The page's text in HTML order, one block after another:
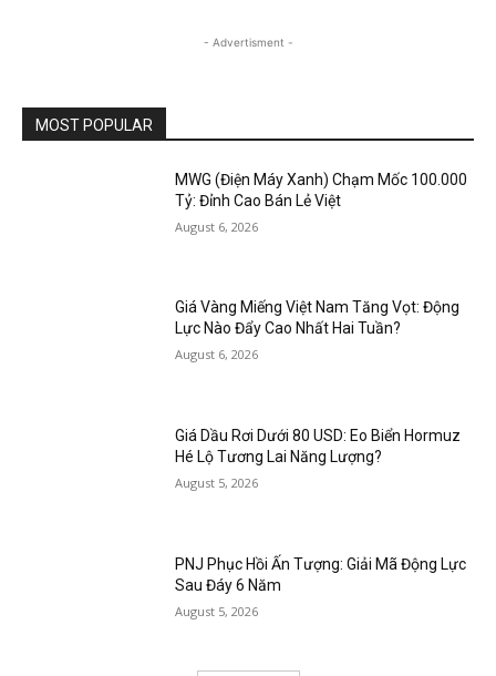
- Advertisment -
MOST POPULAR
MWG (Điện Máy Xanh) Chạm Mốc 100.000
Tỷ: Đỉnh Cao Bán Lẻ Việt
August 6, 2026
Giá Vàng Miếng Việt Nam Tăng Vọt: Động
Lực Nào Đẩy Cao Nhất Hai Tuần?
August 6, 2026
Giá Dầu Rơi Dưới 80 USD: Eo Biển Hormuz
Hé Lộ Tương Lai Năng Lượng?
August 5, 2026
PNJ Phục Hồi Ấn Tượng: Giải Mã Động Lực
Sau Đáy 6 Năm
August 5, 2026